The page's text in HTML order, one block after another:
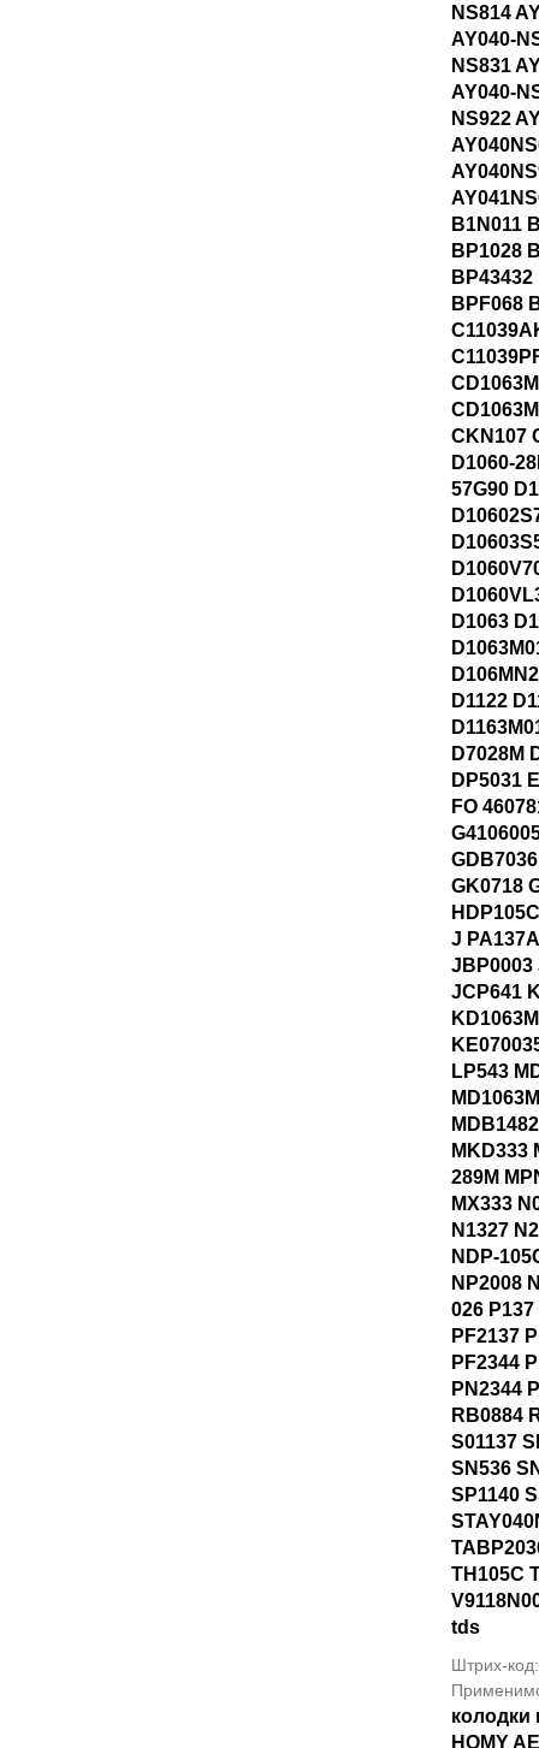
NS814
AY040-
NS831
AY040-
NS922
B1N011
BP1028
BPF068
CKN107
D1060-
57G90
D1063
D1122
D7028M
DP5031
FO
GK0718
J
JBP0003
JCP641
LP543
MKD333
289M
MX333
N1327
NDP-
NP2008
026 P137
PF2137
PF2344
PN2344
RB0884
S01137
SN536
SP1140
TH105C
tds
Штрих-
колодки
HOMY